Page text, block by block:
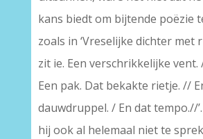
kans biedt om bijtende poëzie
zoals in ‘Vreselijke dichter met
zit ie. Een verschrikkelijke vent.
Een pak. Dat bekakte rietje. //
dauwdruppel. / En dat tempo.//
hij ook al helemaal niet te